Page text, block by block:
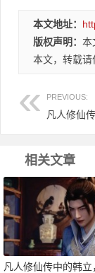
本文地址：
版权声明： 本
本文，转载请
PREVIOUS:
相关文章
凡人修仙传中的韩立